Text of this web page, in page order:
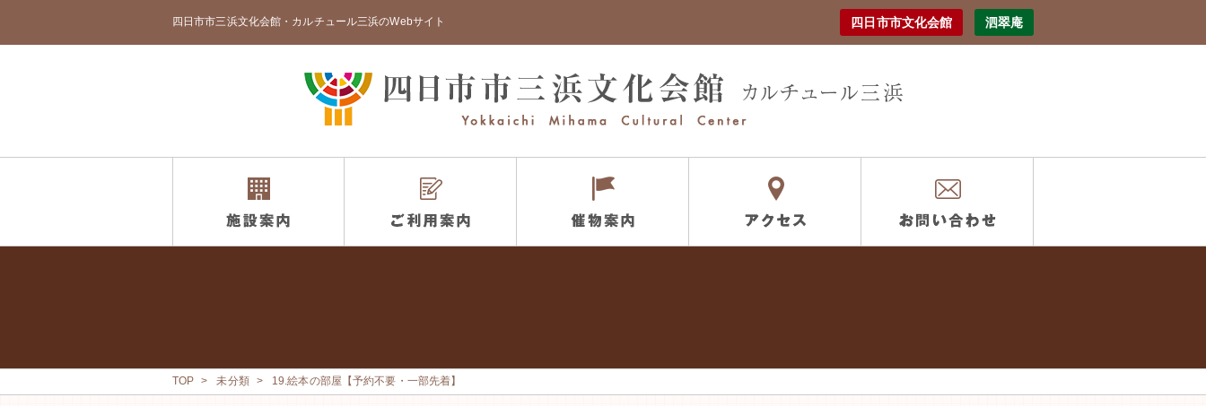
四日市市三浜文化会館・カルチュール三浜のWebサイト 四日市市文化会館 泗翠庵
TOP 未分類 19.絵本の部屋【予約不要・一部先着】